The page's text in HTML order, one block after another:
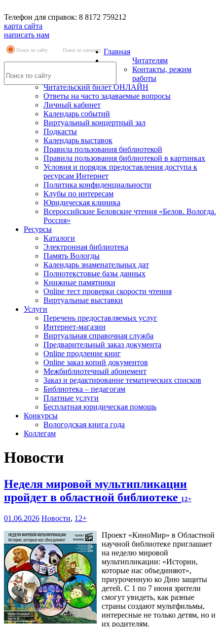
Телефон для справок: 8 8172 759212
карта сайта
написать нам
Поиск по сайту Поиск по каталогу Главная
Читателям
Контакты, режим
работы
Читательский билет ОНЛАЙН
Ответы на часто задаваемые вопросы
Личный кабинет
Календарь событий
Виртуальный концертный зал
Подкасты
Календарь выставок
Правила пользования библиотекой
Правила пользования библиотекой в картинках
Условия и порядок предоставления доступа к
ресурсам Интернет
Политика конфиденциальности
Клубы по интересам
Юридическая клиника
Всероссийские Беловские чтения «Белов. Вологда.
Россия»
Ресурсы
Каталоги
Электронная библиотека
Память Вологды
Календарь знаменательных дат
Полнотекстовые базы данных
Книжные памятники
Online тест проверки скорости чтения
Виртуальные выставки
Услуги
Перечень предоставляемых услуг
Интернет-магазин
Виртуальная справочная служба
Предварительный заказ документа
Online продление книг
Online заказ копий документов
Межбиблиотечный абонемент
Заказ и редактирование тематических списков
Библиотека – педагогам
Платные услуги
Бесплатная юридическая помощь
Конкурсы
Вологодская книга года
Коллегам
Новости
Неделя мировой мультипликации
пройдет в областной библиотеке 12+
01.06.2026 Новости, 12+
Проект «КиноМир» в Областной
научной библиотеке приглашает
на неделю мировой
мультипликации: «Истории,
которые нас объединяют»,
приуроченную ко Дню защиты
детей. С 1 по 7 июня зрители
смогут увидеть, как разные
страны создают мультфильмы,
интересные не только детям, но и
их родителям.